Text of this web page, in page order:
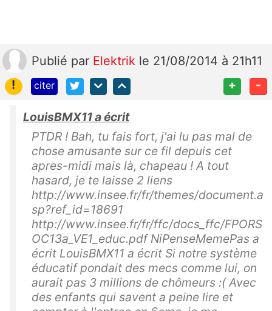
Publié par Elektrik le 21/08/2014 à 21h11
!
citer + -
LouisBMX11 a écrit
PTDR ! Bah, tu fais fort, j'ai lu pas mal de
chose amusante sur ce fil depuis cet
apres-midi mais là, chapeau ! A tout
hasard, je te laisse 2 liens
http://www.insee.fr/fr/themes/document.a
sp?ref_id=18691
http://www.insee.fr/fr/ffc/docs_ffc/FPORS
OC13a_VE1_educ.pdf NiPenseMemePas a
écrit LouisBMX11 a écrit Si notre système
éducatif pondait des mecs comme lui, on
aurait pas 3 millions de chômeurs :( Avec
des enfants qui savent a peine lire et